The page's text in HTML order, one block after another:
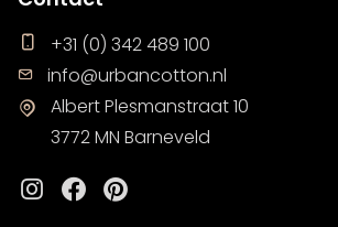
+31 (0) 342 489 100
info@urbancotton.nl
Albert Plesmanstraat 10
3772 MN Barneveld
Instagram
Facebook
Pinterest